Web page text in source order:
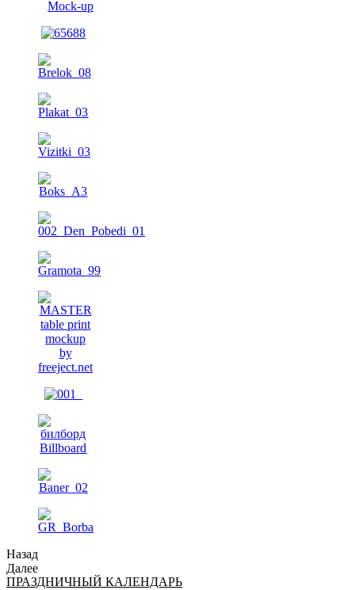
Назад
Далее
ПРАЗДНИЧНЫЙ КАЛЕНДАРЬ